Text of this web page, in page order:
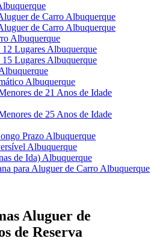
de Carro Albuquerque
de Carro Albuquerque
Albuquerque
Lugares Albuquerque
Lugares Albuquerque
Albuquerque
de 21 Anos de Idade
de 25 Anos de Idade
Prazo Albuquerque
Albuquerque
de Ida) Albuquerque
para Aluguer de Carro Albuquerque
Aluguer de
de Reserva